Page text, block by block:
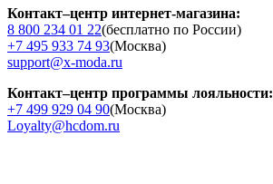
Контакт–центр интернет-магазина:
8 800 234 01 22(бесплатно по России)
+7 495 933 74 93(Москва)
support@x-moda.ru
Контакт–центр программы лояльности:
+7 499 929 04 90(Москва)
Loyalty@hcdom.ru